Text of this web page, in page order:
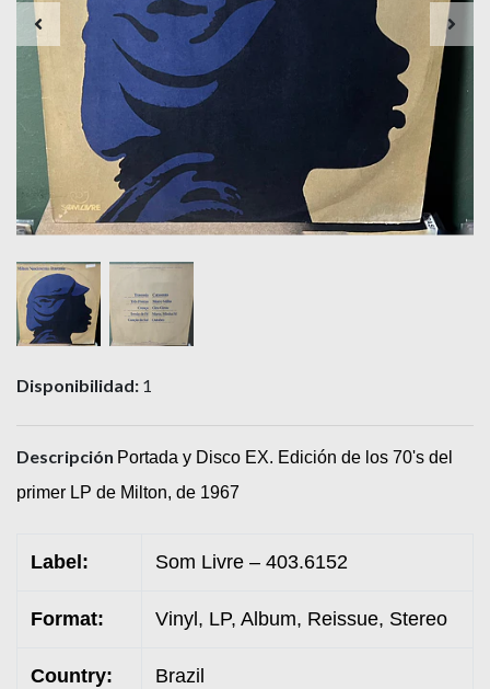
Disponibilidad: 1
Descripción Portada y Disco EX. Edición de los 70's del
primer LP de Milton, de 1967
Label: Som Livre – 403.6152
Format: Vinyl, LP, Album, Reissue, Stereo
Country: Brazil